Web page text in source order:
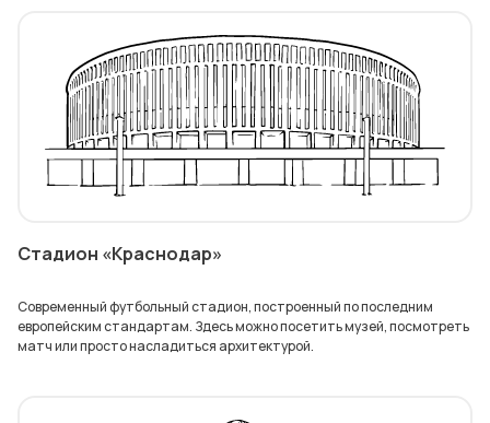
Стадион «Краснодар»
Современный футбольный стадион, построенный по последним
европейским стандартам. Здесь можно посетить музей, посмотреть
матч или просто насладиться архитектурой.